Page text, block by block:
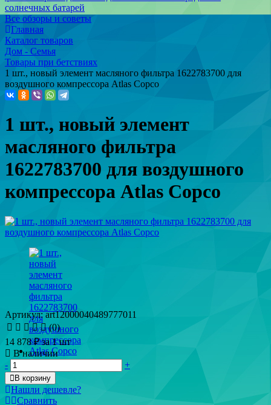
солнечных батарей
Все обзоры и советы
Главная
Каталог товаров
Дом - Семья
Товары при бетствиях
1 шт., новый элемент масляного фильтра 1622783700 для
воздушного компрессора Atlas Copco
1 шт., новый элемент
масляного фильтра
1622783700 для воздушного
компрессора Atlas Copco
Артикул: art12000040489777011
(0)
14 878 ₽за 1 шт
В наличии
-
+
В корзину
Нашли дешевле?
Сравнить